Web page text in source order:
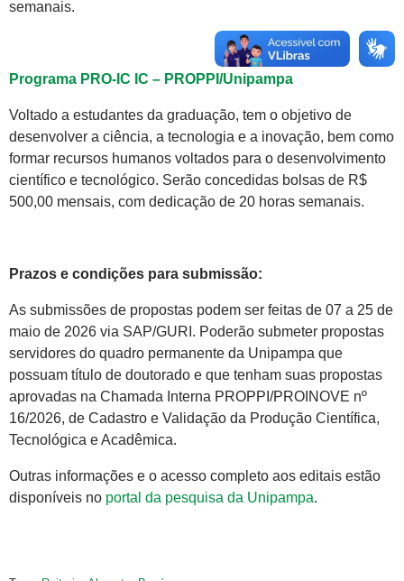
semanais.
Programa PRO-IC IC – PROPPI/Unipampa
Voltado a estudantes da graduação, tem o objetivo de
desenvolver a ciência, a tecnologia e a inovação, bem como
formar recursos humanos voltados para o desenvolvimento
científico e tecnológico. Serão concedidas bolsas de R$
500,00 mensais, com dedicação de 20 horas semanais.
Prazos e condições para submissão:
As submissões de propostas podem ser feitas de 07 a 25 de
maio de 2026 via SAP/GURI. Poderão submeter propostas
servidores do quadro permanente da Unipampa que
possuam título de doutorado e que tenham suas propostas
aprovadas na Chamada Interna PROPPI/PROINOVE nº
16/2026, de Cadastro e Validação da Produção Científica,
Tecnológica e Acadêmica.
Outras informações e o acesso completo aos editais estão
disponíveis no portal da pesquisa da Unipampa.